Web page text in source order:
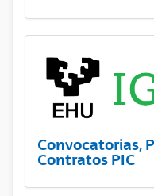
Convocatorias,
Contratos PIC